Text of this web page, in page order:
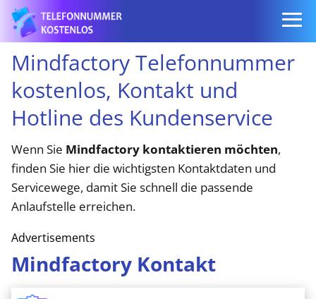
Mindfactory Telefonnummer
kostenlos, Kontakt und
Hotline des Kundenservice
Wenn Sie Mindfactory kontaktieren möchten,
finden Sie hier die wichtigsten Kontaktdaten und
Servicewege, damit Sie schnell die passende
Anlaufstelle erreichen.
Advertisements
Mindfactory Kontakt